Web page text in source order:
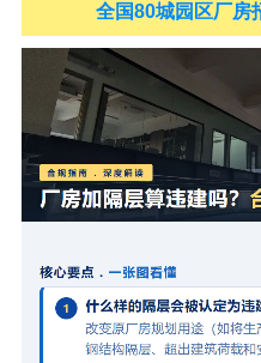
全国80城园区厂房